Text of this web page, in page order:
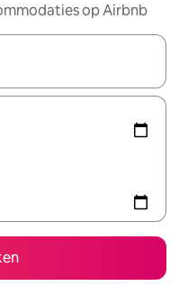
op Airbnb
zijn, maak je een keuze